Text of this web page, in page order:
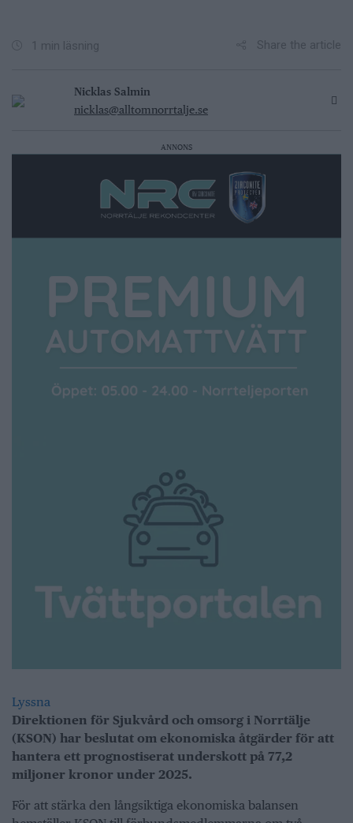
1 min läsning Share the article
Nicklas Salmin
nicklas@alltomnorrtalje.se
ANNONS
Lyssna
Direktionen för Sjukvård och omsorg i Norrtälje
(KSON) har beslutat om ekonomiska åtgärder för att
hantera ett prognostiserat underskott på 77,2
miljoner kronor under 2025.
För att stärka den långsiktiga ekonomiska balansen